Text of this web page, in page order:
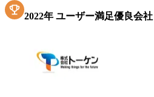
2022年 ユーザー満足優良会社